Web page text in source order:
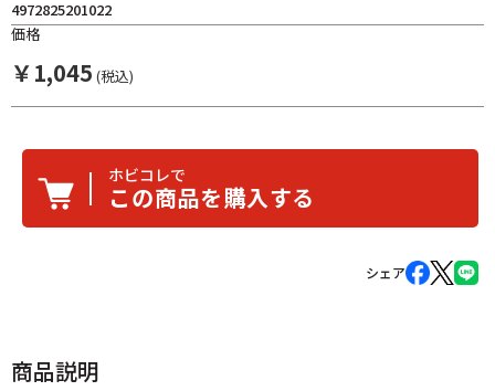
4972825201022
価格
￥1,045 (税込)
ホビコレで
この商品を購入する
シェア
商品説明